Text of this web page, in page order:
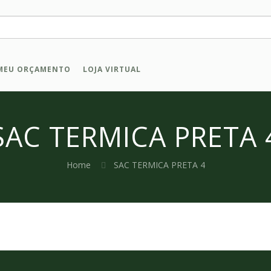
ORÇAMENTO LOJA VIRTUAL
TERMICA PRETA
Home SAC TERMICA PRETA 4